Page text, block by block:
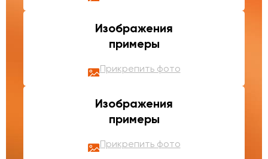
Изображения
примеры
Прикрепить фото
Изображения
примеры
Прикрепить фото